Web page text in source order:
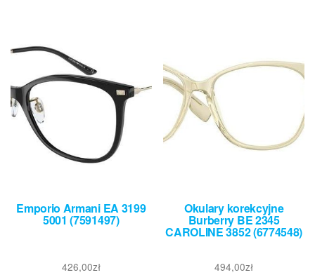
Emporio Armani EA 3199
5001 (7591497)
426,00zł
Okulary korekcyjne
Burberry BE 2345
CAROLINE 3852 (6774548)
494,00zł